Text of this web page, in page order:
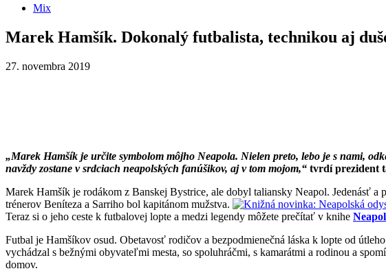
Mix
Marek Hamšík. Dokonalý futbalista, technikou aj
27. novembra 2019
„Marek Hamšík je určite symbolom môjho Neapola. Nielen preto, lebo je s nami,
navždy zostane v srdciach neapolských fanúšikov, aj v tom mojom,“ tvrdí prezident
Marek Hamšík je rodákom z Banskej Bystrice, ale dobyl taliansky Neapol. Jedenásť
trénerov Beníteza a Sarriho bol kapitánom mužstva.
Teraz si o jeho ceste k futbalovej lopte a medzi legendy môžete prečítať v knihe
Futbal je Hamšíkov osud. Obetavosť rodičov a bezpodmienečná láska k lopte od
vychádzal s bežnými obyvateľmi mesta, so spoluhráčmi, s kamarátmi a rodinou a
domov.